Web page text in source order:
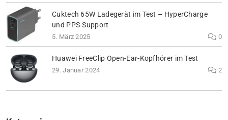
Cuktech 65W Ladegerät im Test – HyperCharge
und PPS-Support
5. März 2025 0
Huawei FreeClip Open-Ear-Kopfhörer im Test
29. Januar 2024 2